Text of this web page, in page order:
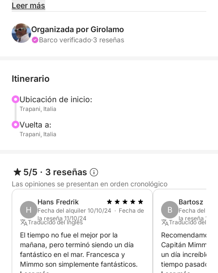
Mimmo y vive un día inolvidable descubriendo las
maravillosas Islas Egadas.
cristalinas de Favignana y Levanzo, visitando calas
color turquesa. Tendrás tiempo de sobra para nadar,
bucear y relajarte al sol mientras admiras algunos de
los paisajes más bellos de Sicilia.
mar con total tranquilidad y seguridad,
acompañados por un patrón local experto.
Una experiencia auténtica de mar, naturaleza y
vistas inolvidables en las espléndidas Islas Egadas.
🚤🌊
Zarpa con nosotros y vive un día inolvidable de
naturaleza, mar y libertad.
Leer más
Organizada por Girolamo
Barco verificado·3 reseñas
Itinerario
Ubicación de inicio:
Trapani, Italia
Vuelta a:
Trapani, Italia
5/5 · 3 reseñas
Las opiniones se presentan en orden cronológico
H
Hans Fredrik
Fecha del alquiler 10/10/24 · Fecha de
la reseña 11/10/24
Traducido del Inglés
El tiempo no fue el mejor por la
mañana, pero terminó siendo un día
fantástico en el mar. Francesca y
Mimmo son simplemente fantásticos.
B
Bartosz
Fecha del
la reseña 16/
Traducido del
Recomendamos
Capitán Mimmo y
un día increíble
tiempo pasado